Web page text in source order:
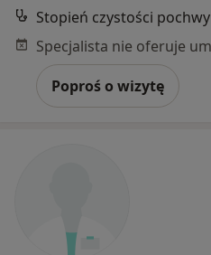
Stopień czystości pochwy
Poproś o wizytę